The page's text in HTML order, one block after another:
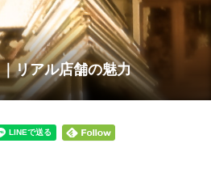
リアル店舗の魅力